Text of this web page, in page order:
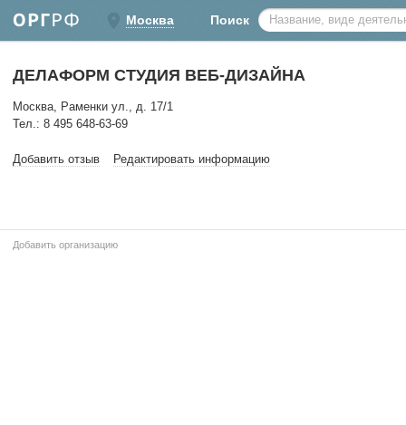
Москва Поиск
ДЕЛАФОРМ СТУДИЯ ВЕБ-ДИЗАЙНА
Москва, Раменки ул., д. 17/1
Тел.: 8 495 648-63-69
Добавить отзыв Редактировать информацию
Добавить организацию